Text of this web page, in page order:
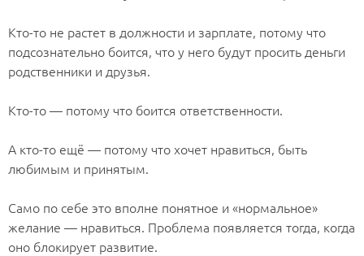
Кто-то не растет в должности и зарплате, потому что
подсознательно боится, что у него будут просить деньги
родственники и друзья.
Кто-то — потому что боится ответственности.
А кто-то ещё — потому что хочет нравиться, быть
любимым и принятым.
Само по себе это вполне понятное и «нормальное»
желание — нравиться. Проблема появляется тогда, когда
оно блокирует развитие.